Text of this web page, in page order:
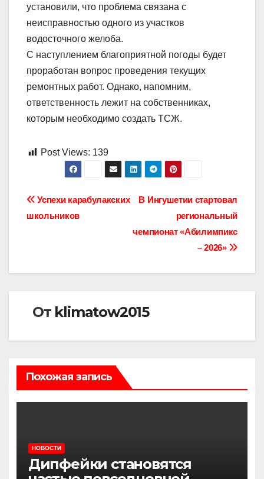
установили, что проблема связана с
неисправностью одного из участков
водосточного желоба.
С наступлением благоприятной погоды будет
проработан вопрос проведения текущих
ремонтных работ. Однако, напомним,
ответственность лежит на собственниках,
которым необходимо создать ТСЖ.
Post Views: 139
Навигация
В Ингушетии стартовал
региональный
чемпионат «Абилимпикс
– 2026»
Успехи карабулакских
школьников
От klimatow2015
Похожая запись
НОВОСТИ
Дипфейки становятся